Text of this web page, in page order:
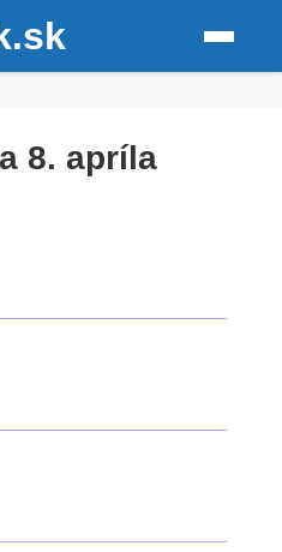
8. apríla